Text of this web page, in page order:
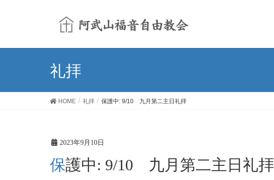
礼拝
HOME 礼拝 保護中: 9/10 九月第二主日礼拝
2023年9月10日
保護中: 9/10 九月第二主日礼拝